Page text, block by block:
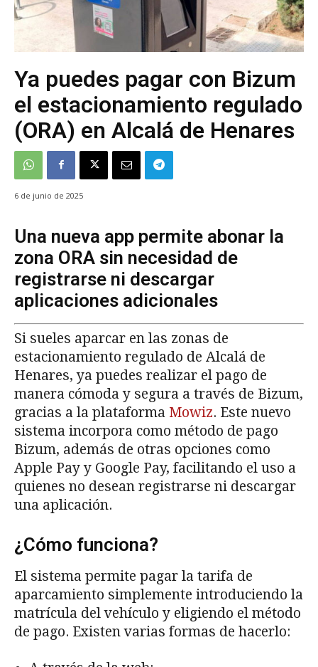
Ya puedes pagar con Bizum
el estacionamiento regulado
(ORA) en Alcalá de Henares
6 de junio de 2025
Una nueva app permite abonar la
zona ORA sin necesidad de
registrarse ni descargar
aplicaciones adicionales
Si sueles aparcar en las zonas de
estacionamiento regulado de Alcalá de
Henares, ya puedes realizar el pago de
manera cómoda y segura a través de Bizum,
gracias a la plataforma Mowiz. Este nuevo
sistema incorpora como método de pago
Bizum, además de otras opciones como
Apple Pay y Google Pay, facilitando el uso a
quienes no desean registrarse ni descargar
una aplicación.
¿Cómo funciona?
El sistema permite pagar la tarifa de
aparcamiento simplemente introduciendo la
matrícula del vehículo y eligiendo el método
de pago. Existen varias formas de hacerlo: